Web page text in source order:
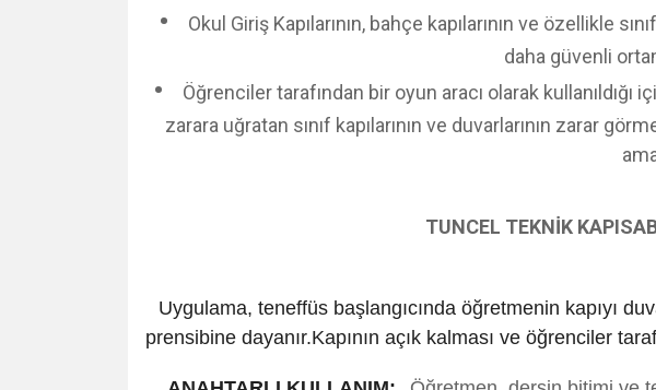
•
Okul Giriş Kapılarının, bahçe kapılarının ve özellikle
daha güvenli
•
Öğrenciler tarafından bir oyun aracı olarak kullanıldığı
zarara uğratan sınıf kapılarının ve duvarlarının zarar
TUNCEL TEKNİK
Uygulama, teneffüs başlangıcında öğretmenin kapıyı
prensibine dayanır.Kapının açık kalması ve öğrenciler